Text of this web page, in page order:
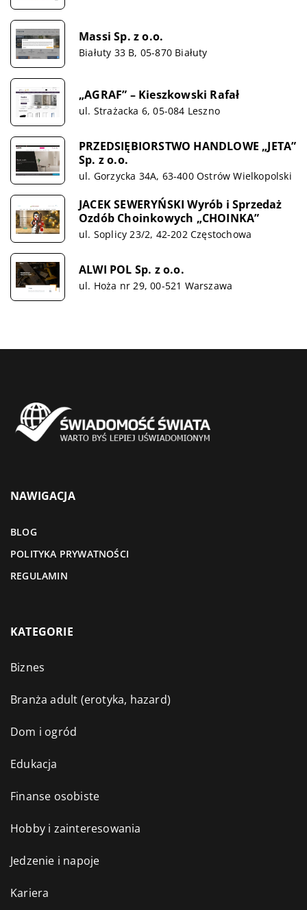
Massi Sp. z o.o.
Białuty 33 B, 05-870 Białuty
„AGRAF” – Kieszkowski Rafał
ul. Strażacka 6, 05-084 Leszno
PRZEDSIĘBIORSTWO HANDLOWE „JETA”
Sp. z o.o.
ul. Gorzycka 34A, 63-400 Ostrów Wielkopolski
JACEK SEWERYŃSKI Wyrób i Sprzedaż
Ozdób Choinkowych „CHOINKA”
ul. Soplicy 23/2, 42-202 Częstochowa
ALWI POL Sp. z o.o.
ul. Hoża nr 29, 00-521 Warszawa
NAWIGACJA
BLOG
POLITYKA PRYWATNOŚCI
REGULAMIN
KATEGORIE
Biznes
Branża adult (erotyka, hazard)
Dom i ogród
Edukacja
Finanse osobiste
Hobby i zainteresowania
Jedzenie i napoje
Kariera